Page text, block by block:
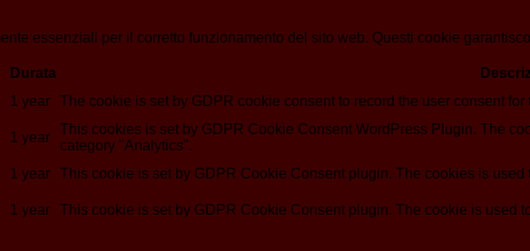
essenziali per il corretto funzionamento del sito web. Questi cookie
Durata
1 year The cookie is set by GDPR cookie consent to record the user consent
1 year
This cookies is set by GDPR Cookie Consent WordPress Plugin. The
category "Analytics".
1 year
This cookie is set by GDPR Cookie Consent plugin. The cookies is
1 year
This cookie is set by GDPR Cookie Consent plugin. The cookie is used